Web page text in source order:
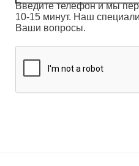
Введите телефон и мы
10-15 минут. Наш
Ваши вопросы.